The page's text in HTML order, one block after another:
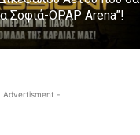
Σοφιά-OPAP Arena”!
Advertisment -